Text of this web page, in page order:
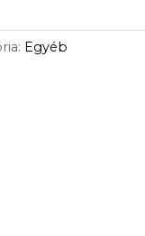
Egyéb